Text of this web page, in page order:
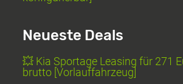
Neueste Deals
💥 Kia Sportage Leasing für 271
brutto [Vorlauffahrzeug]